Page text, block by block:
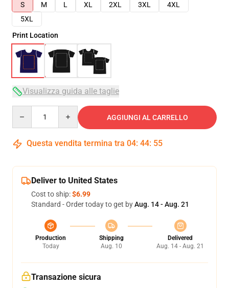
S
M L XL 2XL 3XL
4XL
5XL
Print Location
Visualizza guida alle taglie
AGGIUNGI AL CARRELLO
Questa vendita termina tra 04: 44: 54
Deliver to United States
Cost to ship:$6.99
Standard - Order today to get byAug. 14 - Aug. 21
Production
Today
Shipping
Aug. 10
Delivered
Aug. 14 - Aug. 21
Transazione sicura